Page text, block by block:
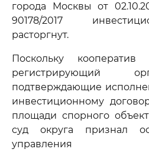
города Москвы от
90178/2017
расторгнут.
Поскольку
регистрирующий
подтверждающие
инвестиционному
площади спорного
суд округа признал
управления